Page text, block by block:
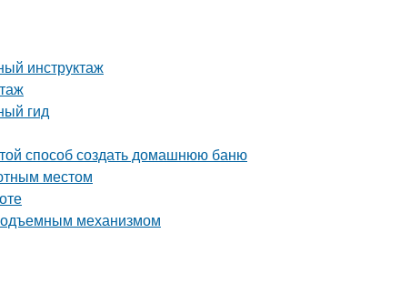
инструктаж
гид
способ создать домашнюю баню
местом
механизмом